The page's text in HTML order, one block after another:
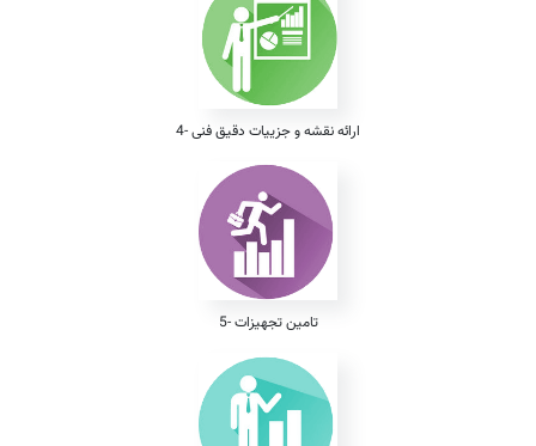
4- ارائه نقشه و جزییات دقیق فنی
5- تامین تجهیزات